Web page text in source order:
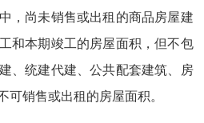
，尚未销售或出租的商品房屋建
和本期竣工的房屋面积，但不包
、统建代建、公共配套建筑、房
可销售或出租的房屋面积。